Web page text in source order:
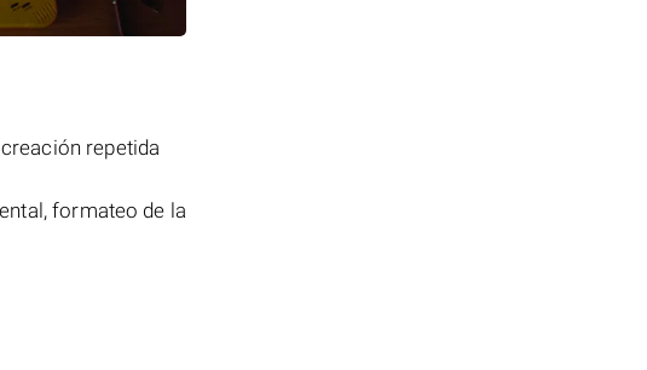
repetida
formateo de la